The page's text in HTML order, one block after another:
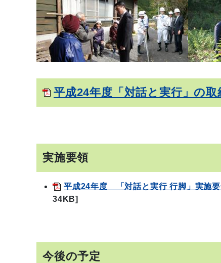
平成24年度「対話と実行」の取
実施要領
平成24年度 「対話と実行 行脚」実施
34KB]
今後の予定